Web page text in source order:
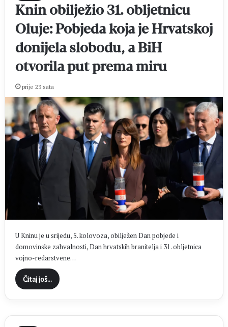
Knin obilježio 31. obljetnicu
Oluje: Pobjeda koja je Hrvatskoj
donijela slobodu, a BiH
otvorila put prema miru
prije 23 sata
U Kninu je u srijedu, 5. kolovoza, obilježen Dan pobjede i
domovinske zahvalnosti, Dan hrvatskih branitelja i 31. obljetnica
vojno-redarstvene…
Čitaj još...